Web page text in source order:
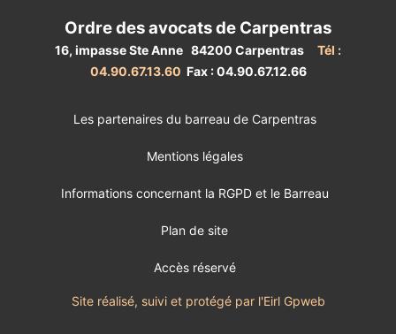
Ordre des avocats de Carpentras
16, impasse Ste Anne 84200 Carpentras
Tél :
04.90.67.13.60 Fax : 04.90.67.12.66
Les partenaires du barreau de Carpentras
Mentions légales
Informations concernant la RGPD et le Barreau
Plan de site
Accès réservé
Site réalisé, suivi et protégé par l'Eirl Gpweb